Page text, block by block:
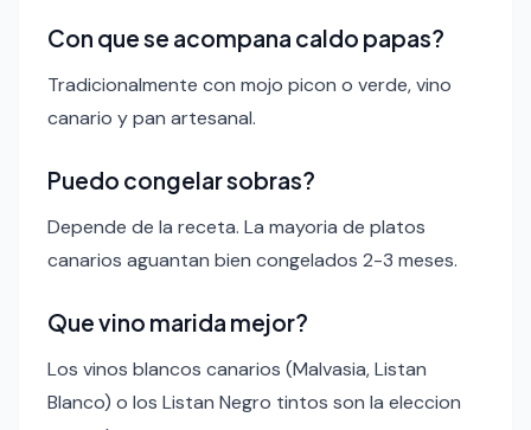
Con que se acompana caldo papas?
Tradicionalmente con mojo picon o verde, vino
canario y pan artesanal.
Puedo congelar sobras?
Depende de la receta. La mayoria de platos
canarios aguantan bien congelados 2-3 meses.
Que vino marida mejor?
Los vinos blancos canarios (Malvasia, Listan
Blanco) o los Listan Negro tintos son la eleccion